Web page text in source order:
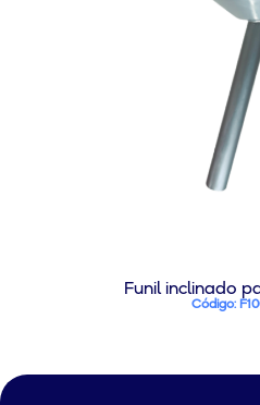
Funil inclinado
Código: